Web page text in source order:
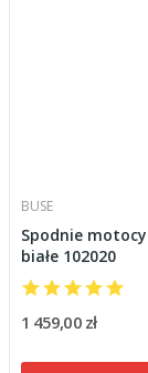
BUSE
Spodnie
białe 102020
1 459,00 zł